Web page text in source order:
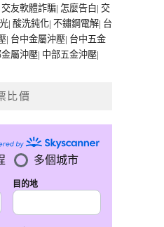
交友軟體詐騙| 怎麼告白| 交
| 酸洗鈍化| 不鏽鋼電解| 台
| 台中金屬沖壓| 台中五金
金屬沖壓| 中部五金沖壓|
比價